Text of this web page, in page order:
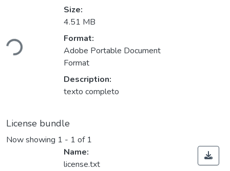
Loading...
Size:
4.51 MB
Format:
Adobe Portable Document
Format
Description:
texto completo
License bundle
Now showing 1 - 1 of 1
Name:
license.txt